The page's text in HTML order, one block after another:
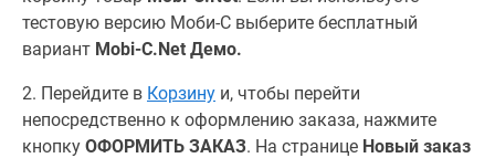
тестовую версию Моби-С выберите бесплатный
вариант Mobi-C.Net Демо.
2. Перейдите в Корзину и, чтобы перейти
непосредственно к оформлению заказа, нажмите
кнопку ОФОРМИТЬ ЗАКАЗ. На странице Новый заказ